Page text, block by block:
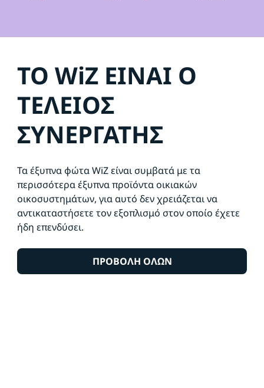
ΤΟ WiZ ΕΙΝΑΙ Ο
ΤΕΛΕΙΟΣ
ΣΥΝΕΡΓΑΤΗΣ
Τα έξυπνα φώτα WiZ είναι συμβατά με τα
περισσότερα έξυπνα προϊόντα οικιακών
οικοσυστημάτων, για αυτό δεν χρειάζεται να
αντικαταστήσετε τον εξοπλισμό στον οποίο έχετε
ήδη επενδύσει.
ΠΡΟΒΟΛΗ ΟΛΩΝ